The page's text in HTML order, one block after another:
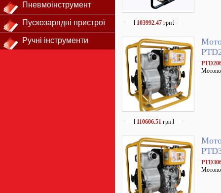
Пневмоінструмент
Пускозарядні пристрої
Ручні інструменти
103992.47 грн
110606.51 грн